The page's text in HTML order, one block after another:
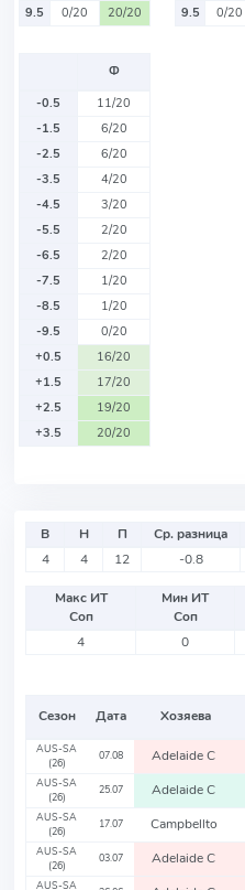
9.5
0/20 20/20
9.5
0/20
Ф
-0.5
11/20
-1.5
6/20
-2.5
6/20
-3.5
4/20
-4.5
3/20
-5.5
2/20
-6.5
2/20
-7.5
1/20
-8.5
1/20
-9.5
0/20
+0.5
16/20
+1.5
17/20
+2.5
19/20
+3.5
20/20
В Н П Ср. разница
4
4 12 -0.8
Макс ИТ
Соп
Мин ИТ
Соп
4
0
Сезон Дата Хозяева
AUS-SA
(26)
07.08 Adelaide C
AUS-SA
(26)
25.07 Adelaide C
AUS-SA
(26)
17.07 Campbellto
AUS-SA
(26)
03.07 Adelaide C
AUS-SA